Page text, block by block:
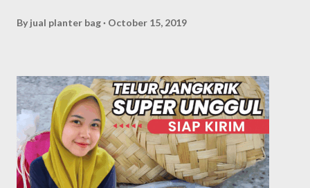
By jual planter bag October 15, 2019